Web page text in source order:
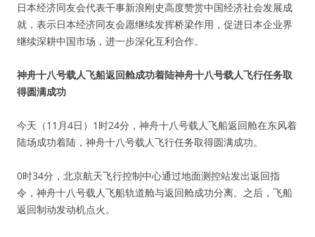
日本经济同友会代表干事新浪刚史高度赞赏中国经济社会发展成
就，表示日本经济同友会愿继续发挥桥梁作用，促进日本企业界
继续深耕中国市场，进一步深化互利合作。
神舟十八号载人飞船返回舱成功着陆神舟十八号载人飞行任务取
得圆满成功
今天（11月4日）1时24分，神舟十八号载人飞船返回舱在东风着
陆场成功着陆，神舟十八号载人飞行任务取得圆满成功。
0时34分，北京航天飞行控制中心通过地面测控站发出返回指
令，神舟十八号载人飞船轨道舱与返回舱成功分离。之后，飞船
返回制动发动机点火。